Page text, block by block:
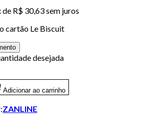
de R$ 30,63 sem juros
cartão Le Biscuit
desejada
Adicionar ao carrinho
ZANLINE